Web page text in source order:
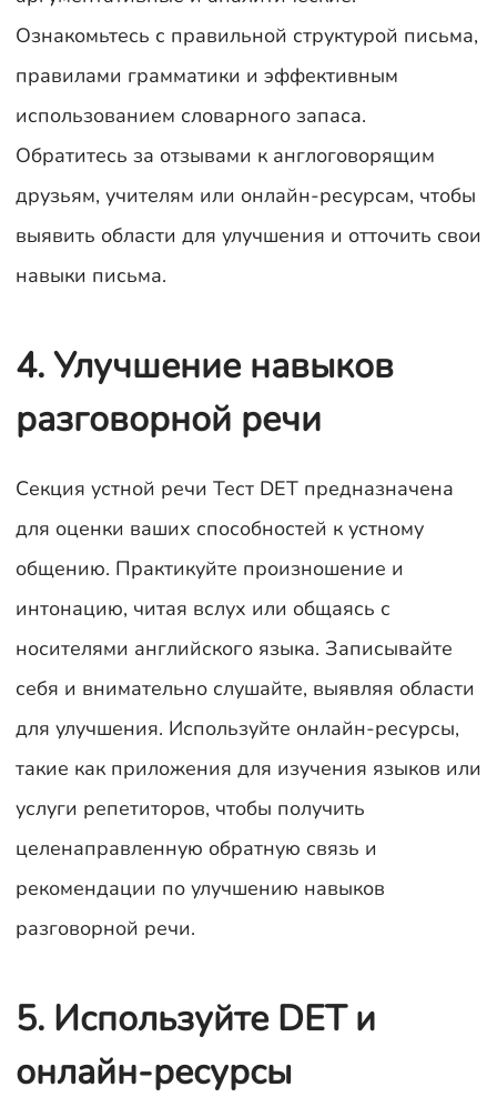
Ознакомьтесь с правильной структурой письма,
правилами грамматики и эффективным
использованием словарного запаса.
Обратитесь за отзывами к англоговорящим
друзьям, учителям или онлайн-ресурсам, чтобы
выявить области для улучшения и отточить свои
навыки письма.
4. Улучшение навыков
разговорной речи
Секция устной речи Тест DET предназначена
для оценки ваших способностей к устному
общению. Практикуйте произношение и
интонацию, читая вслух или общаясь с
носителями английского языка. Записывайте
себя и внимательно слушайте, выявляя области
для улучшения. Используйте онлайн-ресурсы,
такие как приложения для изучения языков или
услуги репетиторов, чтобы получить
целенаправленную обратную связь и
рекомендации по улучшению навыков
разговорной речи.
5. Используйте DET и
онлайн-ресурсы